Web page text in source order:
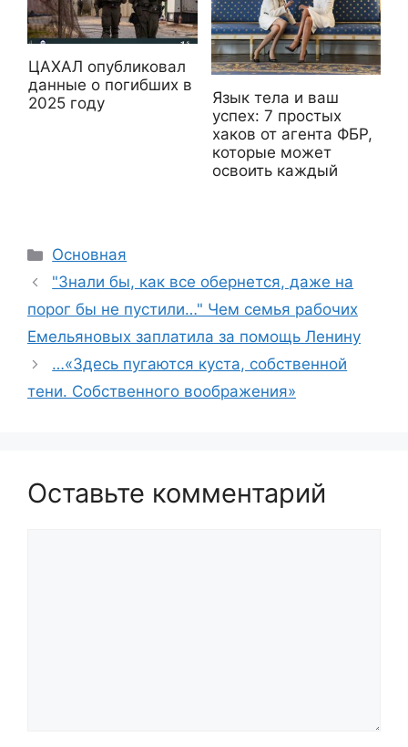
ЦАХАЛ опубликовал
данные о погибших в
2025 году
Язык тела и ваш
успех: 7 простых
хаков от агента ФБР,
которые может
освоить каждый
Рубрики
Основная
"Знали бы, как все обернется, даже на
порог бы не пустили…" Чем семья рабочих
Емельяновых заплатила за помощь Ленину
…«Здесь пугаются куста, собственной
тени. Собственного воображения»
Оставьте комментарий